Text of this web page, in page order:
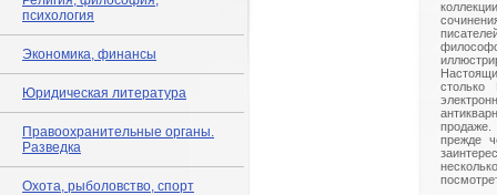
психология
Экономика, финансы
Юридическая литература
Правоохранительные органы.
Разведка
Охота, рыболовство, спорт
столько
прежде